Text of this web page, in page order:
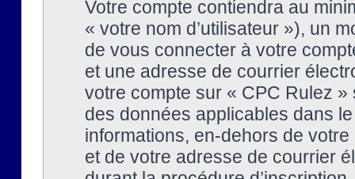
Votre compte contiendra au
« votre nom d’utilisateur »), un
de vous connecter à votre
et une adresse de courrier
votre compte sur « CPC Rulez
des données applicables dans
informations, en-dehors de
et de votre adresse de courrier